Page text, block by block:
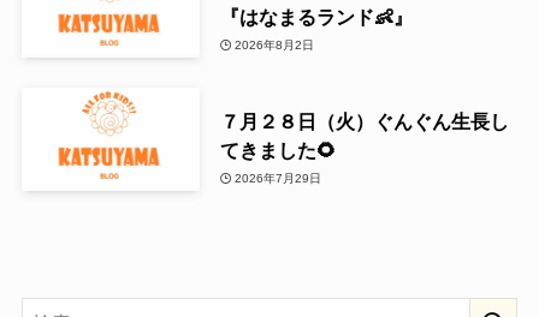
『はなまるランド👶』
2026年8月2日
７月２８日（火）ぐんぐん生長し
てきました🌻
2026年7月29日